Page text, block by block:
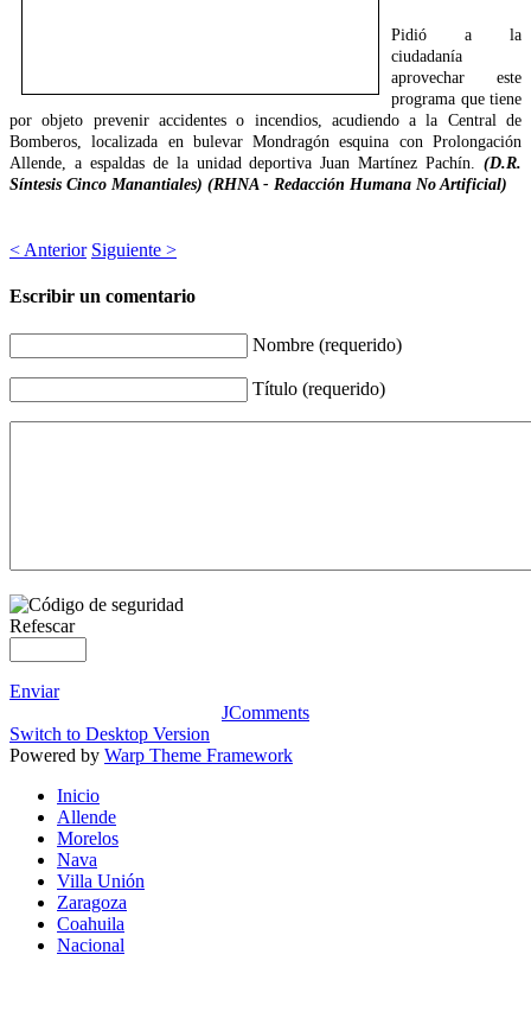
Pidió a la
ciudadanía
aprovechar este
programa que tiene
por objeto prevenir accidentes o incendios, acudiendo a la Central de
Bomberos, localizada en bulevar Mondragón esquina con Prolongación
Allende, a espaldas de la unidad deportiva Juan Martínez Pachín. (D.R.
Síntesis Cinco Manantiales) (RHNA - Redacción Humana No Artificial)
< Anterior Siguiente >
Escribir un comentario
Nombre (requerido)
Título (requerido)
Refescar
Enviar
JComments
Switch to Desktop Version
Powered by Warp Theme Framework
Inicio
Allende
Morelos
Nava
Villa Unión
Zaragoza
Coahuila
Nacional